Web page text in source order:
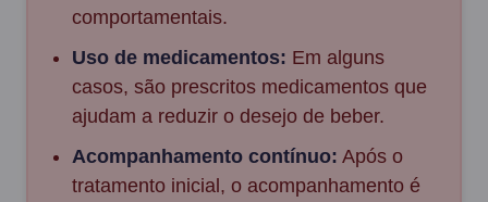
comportamentais.
Uso de medicamentos: Em alguns
casos, são prescritos medicamentos que
ajudam a reduzir o desejo de beber.
Acompanhamento contínuo: Após o
tratamento inicial, o acompanhamento é